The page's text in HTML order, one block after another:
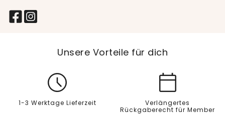
Unsere Vorteile für dich
1-3 Werktage Lieferzeit
Verlängertes
Rückgaberecht für Member